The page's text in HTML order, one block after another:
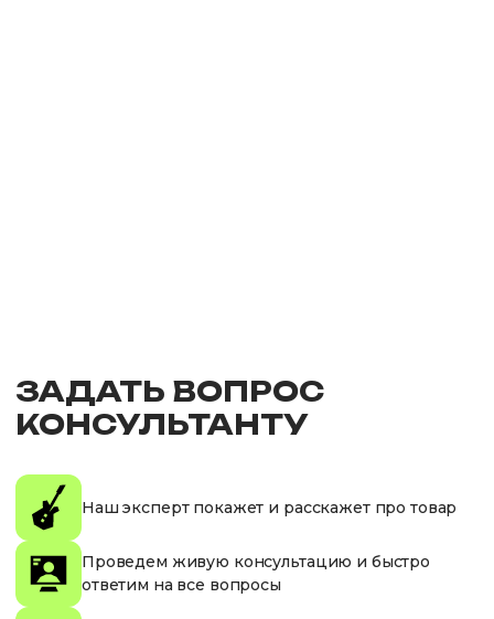
ЗАДАТЬ ВОПРОС
КОНСУЛЬТАНТУ
Наш эксперт покажет и расскажет про товар
Проведем живую консультацию и быстро
ответим на все вопросы